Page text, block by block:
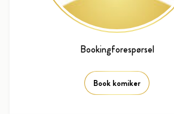
Bookingforespørsel
Book komiker